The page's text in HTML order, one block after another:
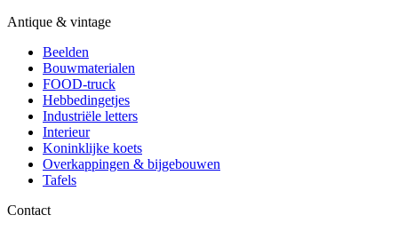
Antique & vintage
Beelden
Bouwmaterialen
FOOD-truck
Hebbedingetjes
Industriële letters
Interieur
Koninklijke koets
Overkappingen & bijgebouwen
Tafels
Contact